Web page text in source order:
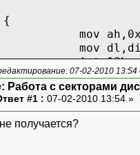
{
mov
mov
int 13h
}
storonu 1
doroshku");
07-02-2010
Работа с секторами
#1 : 07-02-2010 13:54 »
получается?